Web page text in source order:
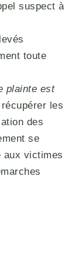
suspect à
toute
plainte est
les
des
se
aux victimes